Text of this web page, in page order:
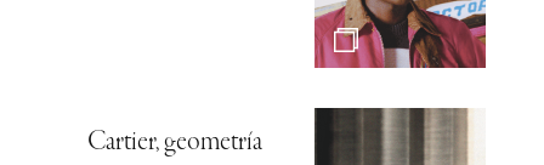
Cartier, geometría